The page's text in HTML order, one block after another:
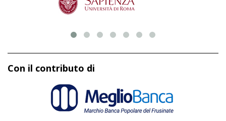
Con il contributo di